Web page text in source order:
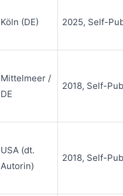
Köln (DE) 2025, Self-
Mittelmeer /
DE
2018, Self-Pub
USA (dt.
Autorin)
2018, Self-Pub